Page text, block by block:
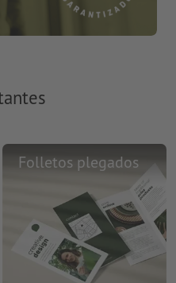
Folletos plegados